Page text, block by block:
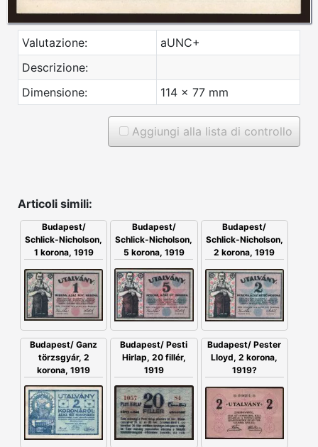
Valutazione:
aUNC+
Descrizione:
Dimensione:
114 x 77 mm
Aggiungi alla lista di controllo
Articoli simili:
Budapest/
Schlick-Nicholson,
1 korona, 1919
Budapest/
Schlick-Nicholson,
5 korona, 1919
Budapest/
Schlick-Nicholson,
2 korona, 1919
Budapest/ Ganz
törzsgyár, 2
korona, 1919
Budapest/ Pesti
Hirlap, 20 fillér,
1919
Budapest/ Pester
Lloyd, 2 korona,
1919?